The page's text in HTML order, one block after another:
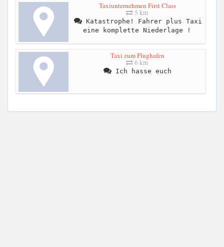
Taxiunternehmen First Class
5 km
Katastrophe! Fahrer plus Taxi
eine komplette Niederlage !
Taxi zum Flughafen
6 km
Ich hasse euch